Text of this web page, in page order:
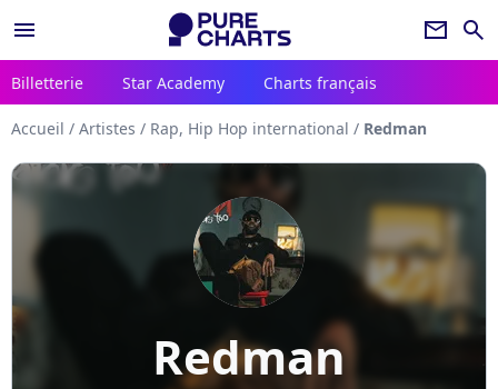
menu newsletter search
Billetterie Star Academy Charts français
Accueil / Artistes / Rap, Hip Hop international / Redman
Redman